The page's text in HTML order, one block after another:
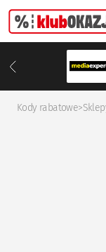
Kody rabatowe>